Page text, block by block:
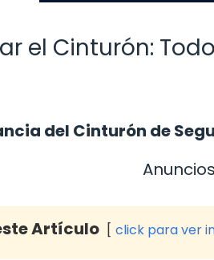
el Cinturón:
del Cinturón de
Anuncios
Artículo click para ver